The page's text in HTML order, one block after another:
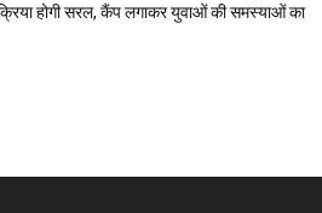
होगी सरल, कैंप लगाकर युवाओं की समस्याओं का